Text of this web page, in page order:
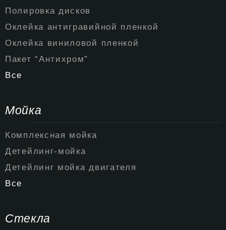
Полировка дисков
Оклейка антигравийной пленкой
Оклейка виниловой пленкой
Пакет “Антихром”
Все
Мойка
Комплексная мойка
Детейлинг-мойка
Детейлинг мойка двигателя
Все
Стекла